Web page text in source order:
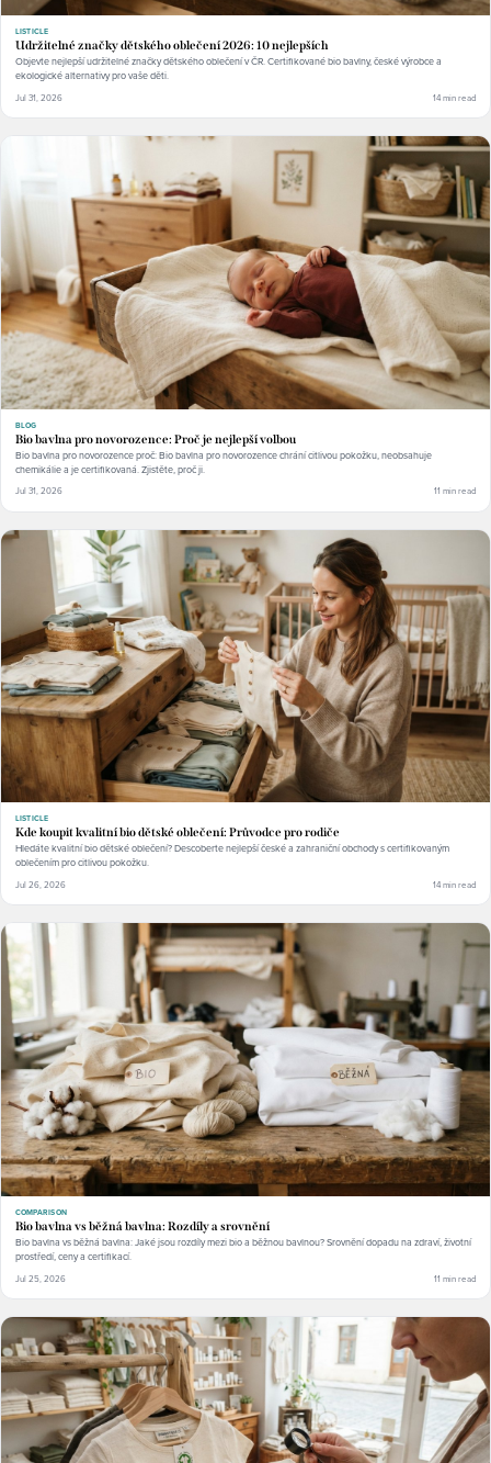
LISTICLE
Udržitelné značky dětského oblečení 2026: 10 nejlepších
Objevte nejlepší udržitelné značky dětského oblečení v ČR. Certifikované bio bavlny, české výrobce a
ekologické alternativy pro vaše děti.
Jul 31, 2026 14 min read
BLOG
Bio bavlna pro novorozence: Proč je nejlepší volbou
Bio bavlna pro novorozence proč: Bio bavlna pro novorozence chrání citlivou pokožku, neobsahuje
chemikálie a je certifikovaná. Zjistěte, proč ji.
Jul 31, 2026 11 min read
LISTICLE
Kde koupit kvalitní bio dětské oblečení: Průvodce pro rodiče
Hledáte kvalitní bio dětské oblečení? Descoberte nejlepší české a zahraniční obchody s certifikovaným
oblečením pro citlivou pokožku.
Jul 26, 2026 14 min read
COMPARISON
Bio bavlna vs běžná bavlna: Rozdíly a srovnění
Bio bavlna vs běžná bavlna: Jaké jsou rozdíly mezi bio a běžnou bavlnou? Srovnění dopadu na zdraví, životní
prostředí, ceny a certifikací.
Jul 25, 2026 11 min read